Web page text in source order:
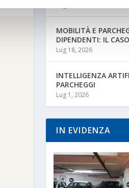
MOBILITÀ E
DIPENDENTI: IL
Lug 18, 2026
INTELLIGENZA
PARCHEGGI
Lug 1, 2026
IN EVIDENZA